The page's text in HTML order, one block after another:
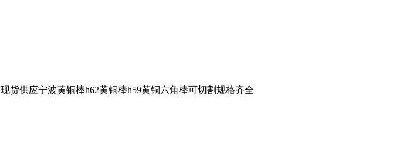
现货供应宁波黄铜棒h62黄铜棒h59黄铜六角棒可切割规格齐全